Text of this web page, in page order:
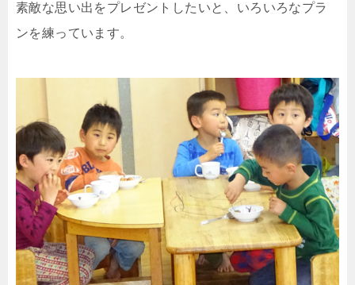
素敵な思い出をプレゼントしたいと、いろいろなプラ
ンを練っています。